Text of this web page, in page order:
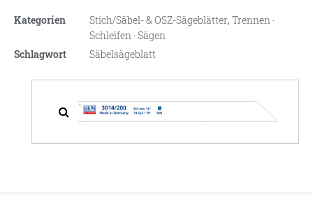
Kategorien Stich/Säbel- & OSZ-Sägeblätter,Trennen ·
Schleifen · Sägen
Schlagwort
Säbelsägeblatt